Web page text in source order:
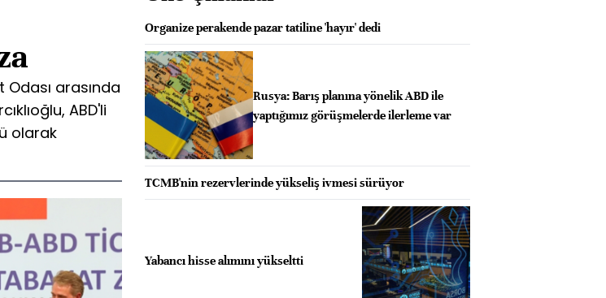
arasında
ABD'li
olarak
Organize perakende pazar tatiline 'hayır' dedi
Rusya: Barış planına yönelik ABD ile
yaptığımız görüşmelerde ilerleme var
TCMB'nin rezervlerinde yükseliş ivmesi sürüyor
Yabancı hisse alımını yükseltti